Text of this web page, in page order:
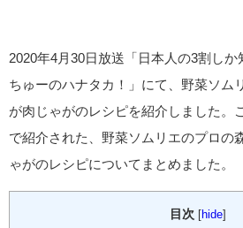
2020年4月30日放送「日本人の3割し
ちゅーのハナタカ！」にて、野菜ソム
が肉じゃがのレシピを紹介しました。
で紹介された、野菜ソムリエのプロの
ゃがのレシピについてまとめました。
目次 hide